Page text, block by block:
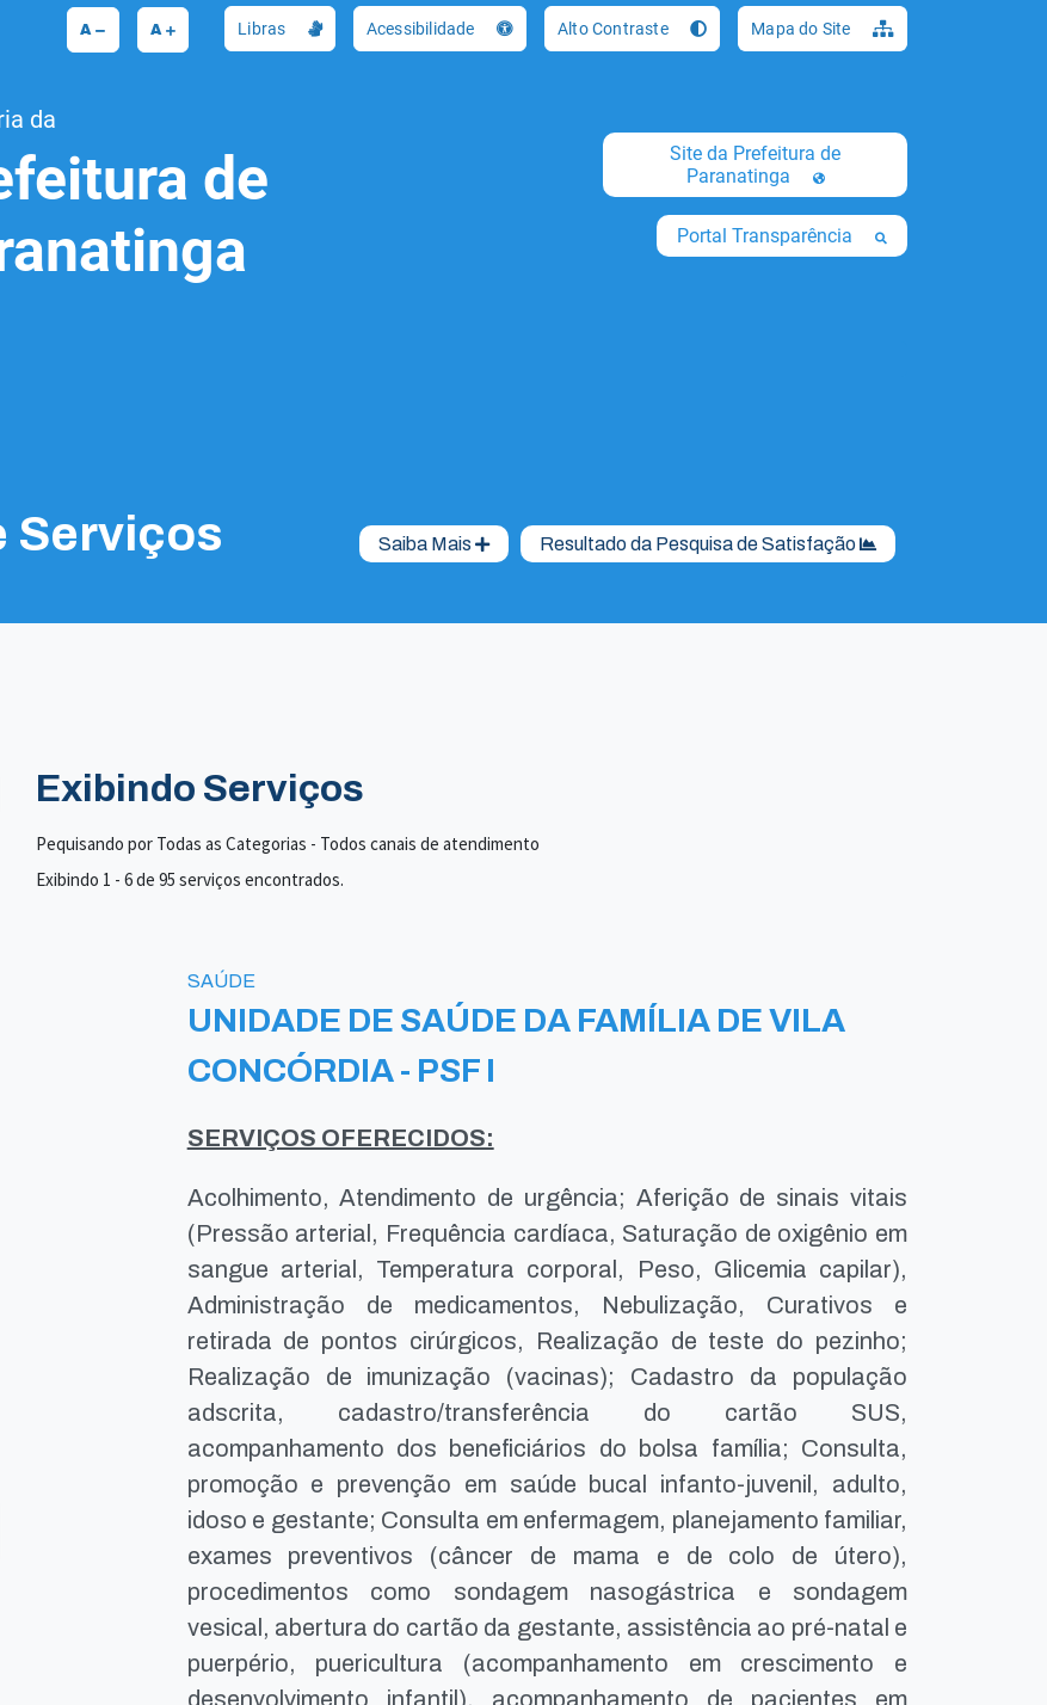
A A Libras Acessibilidade Alto Contraste Mapa do Site
da
de
Site da Prefeitura de
Paranatinga
Portal Transparência
Serviços Saiba Mais Resultado da Pesquisa de Satisfação
Exibindo Serviços
Pequisando por Todas as Categorias - Todos canais de atendimento
Exibindo 1 - 6 de 95 serviços encontrados.
SAÚDE
UNIDADE DE SAÚDE DA FAMÍLIA DE VILA
CONCÓRDIA - PSF I
SERVIÇOS OFERECIDOS:
Acolhimento, Atendimento de urgência; Aferição de sinais vitais
(Pressão arterial, Frequência cardíaca, Saturação de oxigênio em
sangue arterial, Temperatura corporal, Peso, Glicemia capilar),
Administração de medicamentos, Nebulização, Curativos e
retirada de pontos cirúrgicos, Realização de teste do pezinho;
Realização de imunização (vacinas); Cadastro da população
adscrita, cadastro/transferência do cartão SUS,
acompanhamento dos beneficiários do bolsa família; Consulta,
promoção e prevenção em saúde bucal infanto-juvenil, adulto,
idoso e gestante; Consulta em enfermagem, planejamento familiar,
exames preventivos (câncer de mama e de colo de útero),
procedimentos como sondagem nasogástrica e sondagem
vesical, abertura do cartão da gestante, assistência ao pré-natal e
puerpério, puericultura (acompanhamento em crescimento e
desenvolvimento infantil), acompanhamento de pacientes em